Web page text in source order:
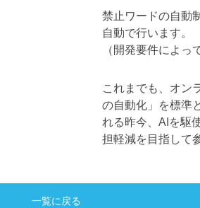
禁止ワードの自動
自動で行います。
（開発要件によっ
これまでも、オン
の自動化」を標準
れる昨今、AIを駆
担軽減を目指して
一覧に戻る